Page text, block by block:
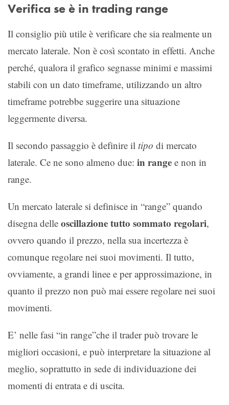
Verifica se è in trading range
Il consiglio più utile è verificare che sia realmente un
mercato laterale. Non è così scontato in effetti. Anche
perché, qualora il grafico segnasse minimi e massimi
stabili con un dato timeframe, utilizzando un altro
timeframe potrebbe suggerire una situazione
leggermente diversa.
Il secondo passaggio è definire il tipo di mercato
laterale. Ce ne sono almeno due: in range e non in
range.
Un mercato laterale si definisce in “range” quando
disegna delle oscillazione tutto sommato regolari,
ovvero quando il prezzo, nella sua incertezza è
comunque regolare nei suoi movimenti. Il tutto,
ovviamente, a grandi linee e per approssimazione, in
quanto il prezzo non può mai essere regolare nei suoi
movimenti.
E’ nelle fasi “in range”che il trader può trovare le
migliori occasioni, e può interpretare la situazione al
meglio, soprattutto in sede di individuazione dei
momenti di entrata e di uscita.